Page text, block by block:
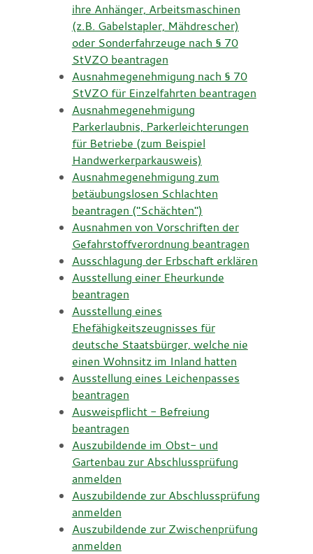
ihre Anhänger, Arbeitsmaschinen
(z.B. Gabelstapler, Mähdrescher)
oder Sonderfahrzeuge nach § 70
StVZO beantragen
Ausnahmegenehmigung nach § 70
StVZO für Einzelfahrten beantragen
Ausnahmegenehmigung
Parkerlaubnis, Parkerleichterungen
für Betriebe (zum Beispiel
Handwerkerparkausweis)
Ausnahmegenehmigung zum
betäubungslosen Schlachten
beantragen ("Schächten")
Ausnahmen von Vorschriften der
Gefahrstoffverordnung beantragen
Ausschlagung der Erbschaft erklären
Ausstellung einer Eheurkunde
beantragen
Ausstellung eines
Ehefähigkeitszeugnisses für
deutsche Staatsbürger, welche nie
einen Wohnsitz im Inland hatten
Ausstellung eines Leichenpasses
beantragen
Ausweispflicht - Befreiung
beantragen
Auszubildende im Obst- und
Gartenbau zur Abschlussprüfung
anmelden
Auszubildende zur Abschlussprüfung
anmelden
Auszubildende zur Zwischenprüfung
anmelden